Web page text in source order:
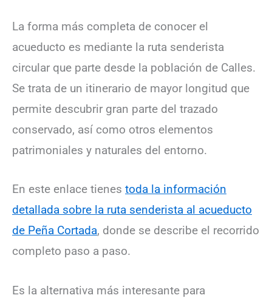
La forma más completa de conocer el
acueducto es mediante la ruta senderista
circular que parte desde la población de Calles.
Se trata de un itinerario de mayor longitud que
permite descubrir gran parte del trazado
conservado, así como otros elementos
patrimoniales y naturales del entorno.
En este enlace tienes toda la información
detallada sobre la ruta senderista al acueducto
de Peña Cortada, donde se describe el recorrido
completo paso a paso.
Es la alternativa más interesante para